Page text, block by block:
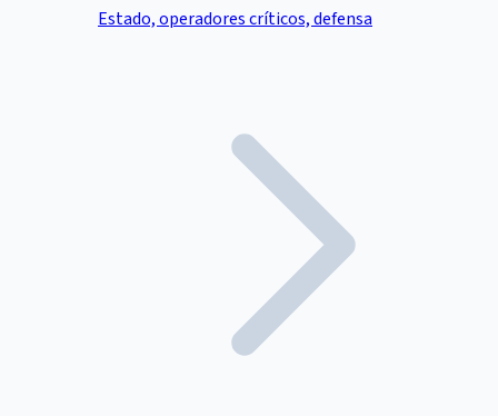
Estado, operadores críticos, defensa